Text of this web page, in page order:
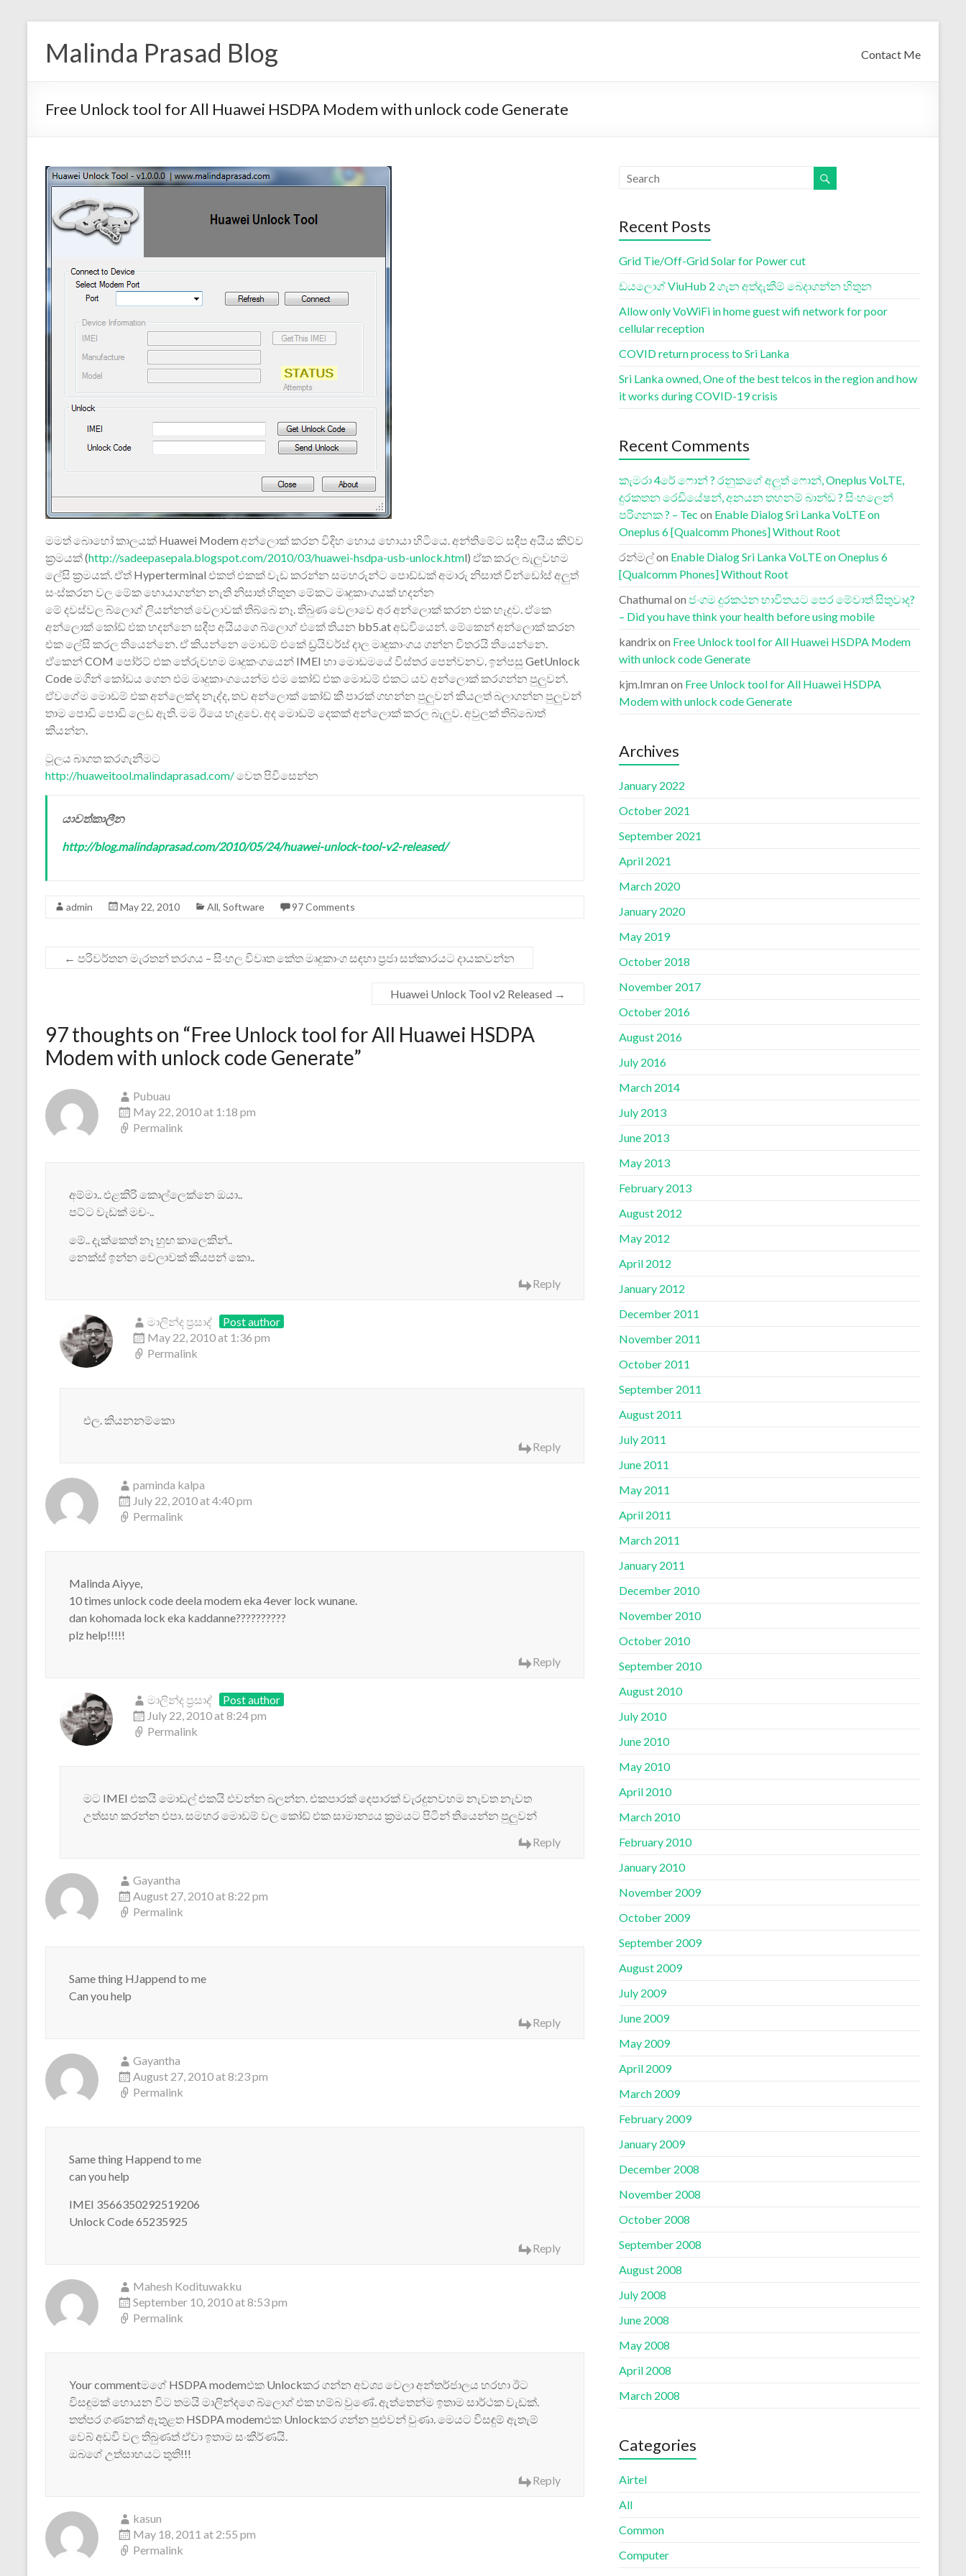
Malinda Prasad Blog Contact Me
Free Unlock tool for All Huawei HSDPA Modem with unlock code Generate
මමත් බොහෝ කාලයක් Huawei Modem අන්ලොක් කරන විදිහ හොය හොයා හිටියෙ. අන්තිමේට සදීප අයිය කිව්ව
ක්‍රමයක් (http://sadeepasepala.blogspot.com/2010/03/huawei-hsdpa-usb-unlock.html) ඒක කරල බැලුවහම
ලේසි ක්‍රමයක්. ඒත් Hyperterminal එකත් එකක් වැඩ කරන්න සමහරුන්ට පොඩ්ඩක් අමාරු නිසාත් වින්ඩෝස් අලුත්
සංස්කරන වල මේක ‍හොයාගන්න නැති නිසාත් හිතුන මේකට මෘදුකාංගයක් හදන්න
මේ දවස්වල බ්ලොග් ලියන්නත් වෙලාවක් තිබ්බෙ නෑ. තිබුණ වෙලාවෙ අර අන්ලොක් කරන එක හැදුව. ඒකෙ
අන්ලොක් කෝඩ් එක හදන්නෙ සදීප අයියගෙ බ්ලොග් එකේ තියන bb5.at අඩවියෙන්. මේකෙන් අන්ලොක් කරන
එක‍ ලේසි කරල තියෙන්නෙ. ඒ කියන්නෙ මොඩම් එකේ ඩ්‍රයිවර්ස් දාල මෘදුකාංගය ගන්න විතරයි තියෙන්නෙ.
ඒකෙන් COM පෝර්ට් එක තේරුවහම මෘදුකංගයෙන් IMEI හා මොඩමයේ විස්තර පෙන්වනව. ඉන්පසු GetUnlock
Code මගින් කෝඩය ගෙන එම මෘදුකාංගයෙන්ම එම කෝඩ් එක මොඩම් එකට යව අන්ලොක් කරගන්න පුලුවන්.
ඒවගේම මොඩම් එක අන්ලෙක්ද නැද්ද, තව අන්ලොක් කෝඩ් කී පාරක් ගහන්න පුලුවන් කියලත් බලාගන්න පුලුවන්
තාම පොඩි පොඩි ලෙඩ ඇති. මම ඊයෙ හැදුවෙ. අද මොඩම් දෙකක් අන්ලොක් කරල බැලුව. අවුලක් තිබ්බොත්
කියන්න.
ටූලය බාගත කරගැනීමට
http://huaweitool.malindaprasad.com/වෙත පිවිසෙන්න
යාවත්කාලීන
http://blog.malindaprasad.com/2010/05/24/huawei-unlock-tool-v2-released/
admin May 22, 2010 All, Software 97 Comments
← පරිවර්තන මැරතන් තරගය – සිංහල විවෘත කේත මෘදුකාංග සඳහා ප්‍රජා සත්කාරයට දායකවන්න
Huawei Unlock Tool v2 Released →
97 thoughts on “Free Unlock tool for All Huawei HSDPA
Modem with unlock code Generate”
Pubuau
May 22, 2010 at 1:18 pm
Permalink
අම්මා.. එළකිරි කොල්ලෙක්නෙ ඔයා..
පට්ට වැ‍ඩක් මචං..
මේ.. දැක්කෙත් නෑ හුඟ කාලෙකින්..
නෙක්ස් ඉන්න වෙලාවක් කියපන් කො..
Reply
මාලින්ද ප්‍රසාද්
Post author
May 22, 2010 at 1:36 pm
Permalink
එල. කියනනම්කො
Reply
paminda kalpa
July 22, 2010 at 4:40 pm
Permalink
Malinda Aiyye,
10 times unlock code deela modem eka 4ever lock wunane.
dan kohomada lock eka kaddanne??????????
plz help!!!!!
Reply
මාලින්ද ප්‍රසාද්
Post author
July 22, 2010 at 8:24 pm
Permalink
මට IMEI එකයි මොඩල් එකයි එවන්න බලන්න. එකපාරක් දෙපාරක් වැරදුනවහම නැවත නැවත
උත්සහ කරන්න එපා. සමහර මොඩම් වල කෝඩ් එක සාමාන්‍යය ක්‍රමයට පිටින් තියෙන්න පුලුවන්
Reply
Gayantha
August 27, 2010 at 8:22 pm
Permalink
Same thing HJappend to me
Can you help
Reply
Gayantha
August 27, 2010 at 8:23 pm
Permalink
Same thing Happend to me
can you help
IMEI 3566350292519206
Unlock Code 65235925
Reply
Mahesh Kodituwakku
September 10, 2010 at 8:53 pm
Permalink
Your commentමගේ HSDPA modemඑක Unlockකර ගන්න අවශ්‍ය වෙලා අන්තර්ජාලය හරහා ඊට
විසඳුමක් හොයන විට තමයි මාලින්දගෙ බ්ලොග් එක හම්බ වුණේ. ඇත්තෙන්ම ඉතාම සාර්ථක වැඩක්.
තත්පර ගණනක් ඇතුළත HSDPA modemඑක Unlockකර ගන්න පුඑවන් වුණා. මෙයට විසඳුම් ඇතැම්
වෙබ් අඩවි වල තිබුණත් ඒවා ඉතාම සංකීර්ණයි.
ඔබගේ උත්සාහයට තුති!!!
Reply
kasun
May 18, 2011 at 2:55 pm
Permalink
Recent Posts
Grid Tie/Off-Grid Solar for Power cut
ඩයලොග් ViuHub 2 ගැන අත්දැකීම් බෙදාගන්න හිතුන
Allow only VoWiFi in home guest wifi network for poor
cellular reception
COVID return process to Sri Lanka
Sri Lanka owned, One of the best telcos in the region and how
it works during COVID-19 crisis
Recent Comments
කැමරා 4රේ ෆොන් ? රනුකගේ අලුත් ෆොන්, Oneplus VoLTE,
දුරකතන රෙඩියේෂන්, අනයන තහනම් බාන්ඩ ? සිංහලෙන්
පරිගනක ? – Tec on Enable Dialog Sri Lanka VoLTE on
Oneplus 6 [Qualcomm Phones] Without Root
රන්මල්on Enable Dialog Sri Lanka VoLTE on Oneplus 6
[Qualcomm Phones] Without Root
Chathumal on ජංගම දුරකථන භාවිතයට පෙර මේවාත් සිතුවාද?
– Did you have think your health before using mobile
kandrixon Free Unlock tool for All Huawei HSDPA Modem
with unlock code Generate
kjm.Imran on Free Unlock tool for All Huawei HSDPA
Modem with unlock code Generate
Archives
January 2022
October 2021
September 2021
April 2021
March 2020
January 2020
May 2019
October 2018
November 2017
October 2016
August 2016
July 2016
March 2014
July 2013
June 2013
May 2013
February 2013
August 2012
May 2012
April 2012
January 2012
December 2011
November 2011
October 2011
September 2011
August 2011
July 2011
June 2011
May 2011
April 2011
March 2011
January 2011
December 2010
November 2010
October 2010
September 2010
August 2010
July 2010
June 2010
May 2010
April 2010
March 2010
February 2010
January 2010
November 2009
October 2009
September 2009
August 2009
July 2009
June 2009
May 2009
April 2009
March 2009
February 2009
January 2009
December 2008
November 2008
October 2008
September 2008
August 2008
July 2008
June 2008
May 2008
April 2008
March 2008
Categories
Airtel
All
Common
Computer